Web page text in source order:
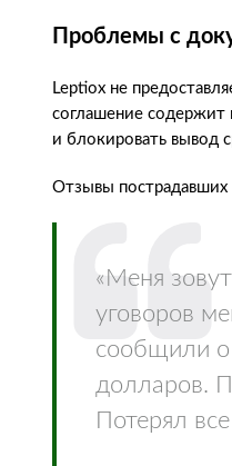
Проблемы с
Leptiox не
соглашение
и блокировать вывод
Отзывы пострадавших
«Меня
уговоров
сообщили о
долларов.
Потерял